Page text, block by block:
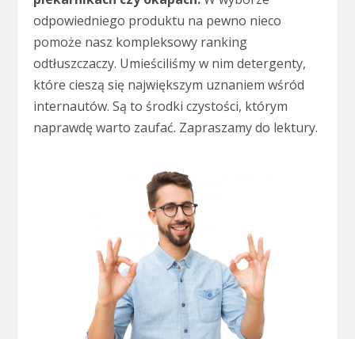
odpowiedniego produktu na pewno nieco
pomoże nasz kompleksowy ranking
odtłuszczaczy. Umieściliśmy w nim detergenty,
które cieszą się największym uznaniem wśród
internautów. Są to środki czystości, którym
naprawdę warto zaufać. Zapraszamy do lektury.